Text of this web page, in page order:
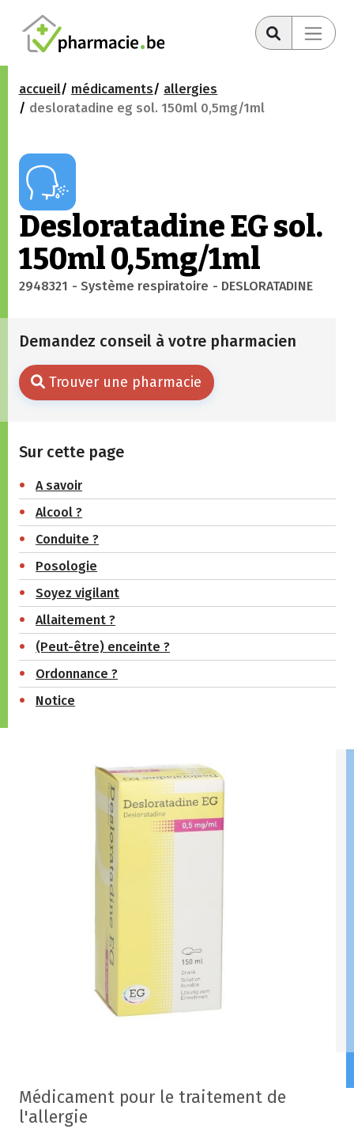
accueil médicaments
allergies
desloratadine eg sol. 150ml 0,5mg/1ml
Desloratadine EG sol.
150ml 0,5mg/1ml
2948321 - Système respiratoire - DESLORATADINE
Demandez conseil à votre pharmacien
Trouver une pharmacie
Sur cette page
A savoir
Alcool ?
Conduite ?
Posologie
Soyez vigilant
Allaitement ?
(Peut-être) enceinte ?
Ordonnance ?
Notice
Médicament pour le traitement de
l'allergie